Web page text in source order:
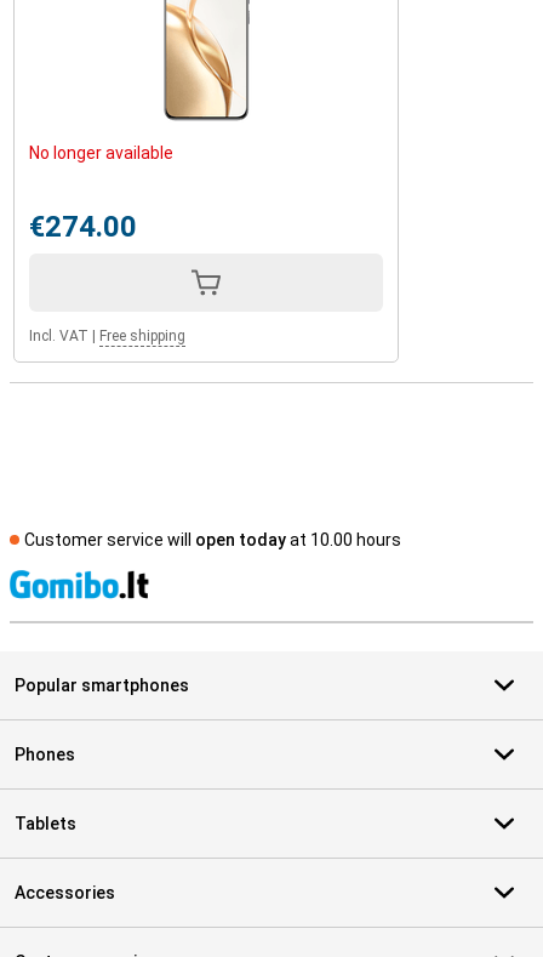
No longer available
€274.00
Incl. VAT Free shipping
Customer service will open todayat 10.00 hours
Popular smartphones
Phones
Tablets
Accessories